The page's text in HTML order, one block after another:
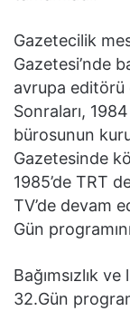
Gazetecilik
Gazetesi’nde
avrupa editörü
Sonraları,
bürosunun
Gazetesinde
1985’de TRT
TV’de devam
Gün
Bağımsızlık
32.Gün